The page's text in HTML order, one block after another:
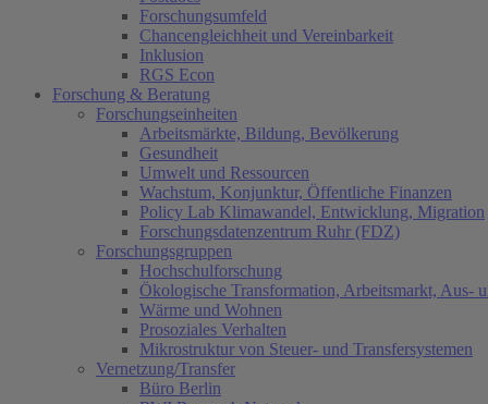
Forschungsumfeld
Chancengleichheit und Vereinbarkeit
Inklusion
RGS Econ
Forschung & Beratung
Forschungseinheiten
Arbeitsmärkte, Bildung, Bevölkerung
Gesundheit
Umwelt und Ressourcen
Wachstum, Konjunktur, Öffentliche Finanzen
Policy Lab Klimawandel, Entwicklung, Migration
Forschungsdatenzentrum Ruhr (FDZ)
Forschungsgruppen
Hochschulforschung
Ökologische Transformation, Arbeitsmarkt, Aus-
Wärme und Wohnen
Prosoziales Verhalten
Mikrostruktur von Steuer- und Transfersystemen
Vernetzung/Transfer
Büro Berlin